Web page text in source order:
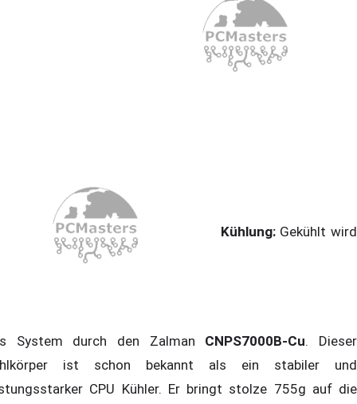
Kühlung:Gekühlt wird
System durch den Zalman CNPS7000B-Cu. Dieser
ist schon bekannt als ein stabiler und
CPU Kühler. Er bringt stolze 755g auf die